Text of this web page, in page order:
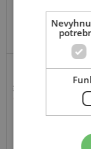
MOTOCYKL A SCOOTER
36,29 €